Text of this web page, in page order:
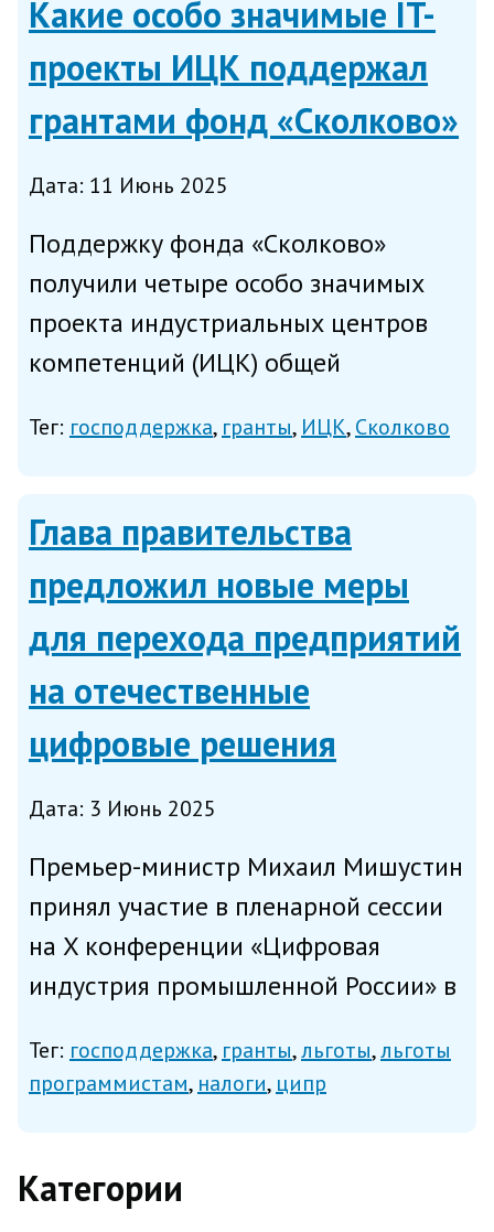
Какие особо значимые IT-
проекты ИЦК поддержал
грантами фонд «Сколково»
Дата: 11 Июнь 2025
Поддержку фонда «Сколково»
получили четыре особо значимых
проекта индустриальных центров
компетенций (ИЦК) общей
сообщает фонд в среду. Проекты
обеспечения развития крупных
предприятий с не...
Тег: господдержка гранты ИЦК Сколково
Глава правительства
предложил новые меры
для перехода предприятий
на отечественные
цифровые решения
Дата: 3 Июнь 2025
Премьер-министр Михаил Мишустин
принял участие в пленарной сессии
на X конференции «Цифровая
индустрия промышленной России» в
частности, новые меры для
стимулирования спроса на
технологии. У нас...
Тег: господдержка гранты льготы льготы
программистам налоги ципр
Категории